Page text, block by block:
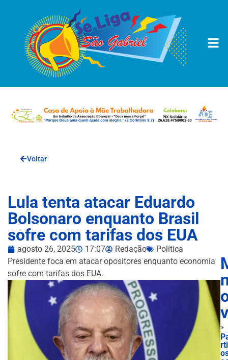
Voltar
Lula tenta atacar Eduardo
Bolsonaro enquanto Brasil
sofre com tarifas dos EUA
agosto 26, 2025 17:07 Redação
Política
Presidente foca em atacar opositores enquanto economia
sofre com tarifas dos EUA.